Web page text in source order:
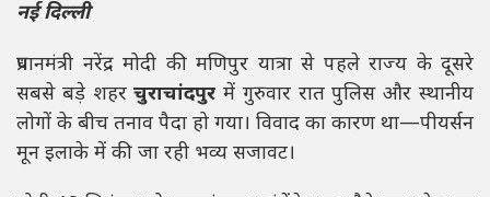
नई दिल्ली
प्रधानमंत्री नरेंद्र मोदी की मणिपुर यात्रा से पहले राज्य के दूसरे
सबसे बड़े शहरचुराचांदपुर में गुरुवार रात पुलिस और स्थानीय
लोगों के बीच तनाव पैदा हो गया। विवाद का कारण था—पीयर्सन
मून इलाके में की जा रही भव्य सजावट।